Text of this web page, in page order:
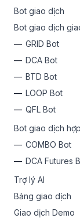
Bot giao dịch
Bot giao dịch
GRID Bot
DCA Bot
BTD Bot
LOOP Bot
QFL Bot
Bot giao dịch
COMBO Bot
DCA Futures
Trợ lý AI
Bảng giao dịch
Giao dịch Demo